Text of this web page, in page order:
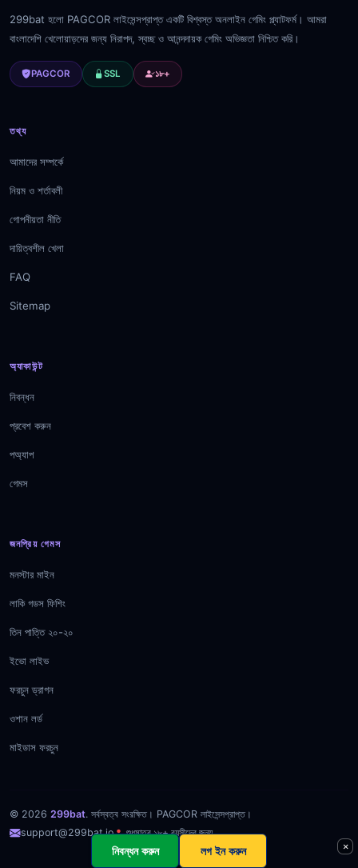
299bat হলো PAGCOR লাইসেন্সপ্রাপ্ত একটি বিশ্বস্ত অনলাইন গেমিং প্ল্যাটফর্ম। আমরা
বাংলাদেশি খেলোয়াড়দের জন্য নিরাপদ, স্বচ্ছ ও আনন্দদায়ক গেমিং অভিজ্ঞতা নিশ্চিত করি।
PAGCOR SSL ১৮+
তথ্য
আমাদের সম্পর্কে
নিয়ম ও শর্তাবলী
গোপনীয়তা নীতি
দায়িত্বশীল খেলা
FAQ
Sitemap
অ্যাকাউন্ট
নিবন্ধন
প্রবেশ করুন
পঅ্যাপ
গেমস
জনপ্রিয় গেমস
মনস্টার মাইন
লাকি গডস ফিশিং
তিন পাত্তি ২০-২০
ইভো লাইভ
ফরচুন ড্রাগন
ওশান লর্ড
মাইডাস ফরচুন
© 2026 299bat. সর্বস্বত্ব সংরক্ষিত। PAGCOR লাইসেন্সপ্রাপ্ত।
support@299bat.io
শুধুমাত্র ১৮+ বয়সীদের জন্য
×
নিবন্ধন করুন লগ ইন করুন